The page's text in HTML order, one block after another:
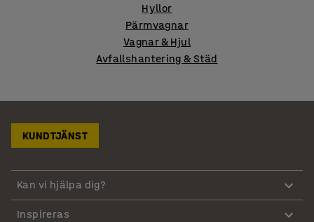
Hyllor
Pärmvagnar
Vagnar & Hjul
Avfallshantering & Städ
KUNDTJÄNST
Kan vi hjälpa dig?
Inspireras